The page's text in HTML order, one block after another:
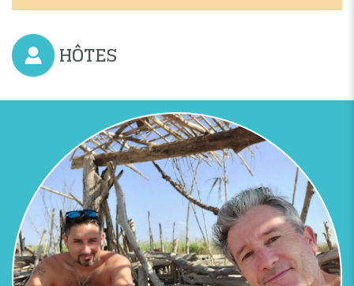
HÔTES